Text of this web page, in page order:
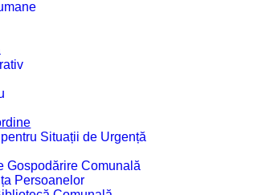
Situații de Urgență
Gospodărire Comunală
Persoanelor